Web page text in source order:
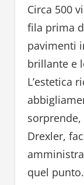
Circa 500
fila prima
pavimenti
brillante e
L’estetica
sorprende,
Drexler,
quel punto.